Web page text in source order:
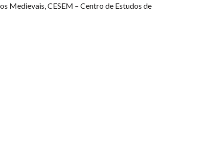
Medievais, CESEM – Centro de Estudos de